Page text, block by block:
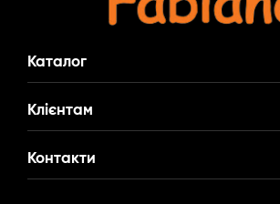
Каталог
Акційні Комплекти
Кухонні мийки
Клієнтам
Про нас
Контакти